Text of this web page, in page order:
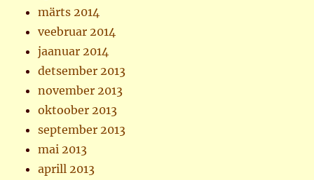
märts 2014
veebruar 2014
jaanuar 2014
detsember 2013
november 2013
oktoober 2013
september 2013
mai 2013
aprill 2013